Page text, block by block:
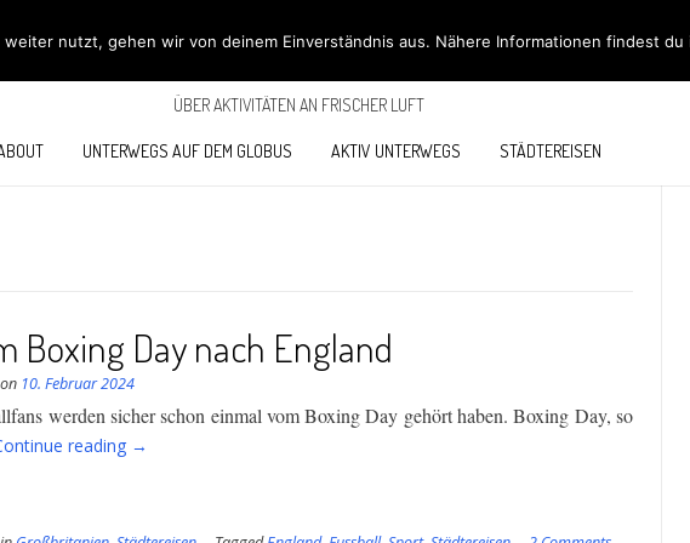
OUTDOOR BLOG
ÜBER AKTIVITÄTEN AN FRISCHER LUFT
UNTERWEGS AUF DEM GLOBUS AKTIV UNTERWEGS STÄDTEREISEN
Boxing Day nach England
10. Februar 2024
werden sicher schon einmal vom Boxing Day gehört haben. Boxing Day, so
reading
“Zum
→
nutzt, gehen wir von deinem Einverständnis aus. Nähere Informationen findest du